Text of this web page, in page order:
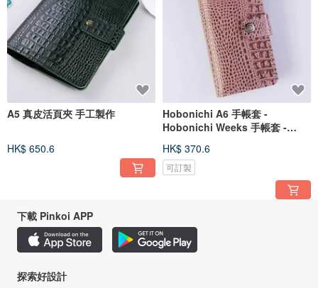
A5 真皮活頁夾 手工製作
HK$ 650.6
Hobonichi A6 手帳套 -
Hobonichi Weeks 手帳套 -
革手帳
HK$ 370.6
可訂製
下載 Pinkoi APP
探索好設計